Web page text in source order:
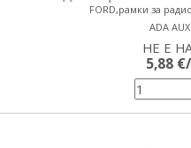
FORD,рамки за
ADA
НЕ Е
5,88